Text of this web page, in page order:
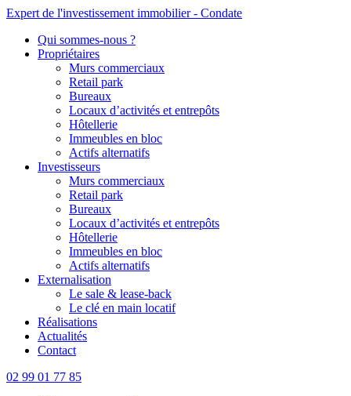
Expert de l'investissement immobilier - Condate
Qui sommes-nous ?
Propriétaires
Murs commerciaux
Retail park
Bureaux
Locaux d’activités et entrepôts
Hôtellerie
Immeubles en bloc
Actifs alternatifs
Investisseurs
Murs commerciaux
Retail park
Bureaux
Locaux d’activités et entrepôts
Hôtellerie
Immeubles en bloc
Actifs alternatifs
Externalisation
Le sale & lease-back
Le clé en main locatif
Réalisations
Actualités
Contact
02 99 01 77 85